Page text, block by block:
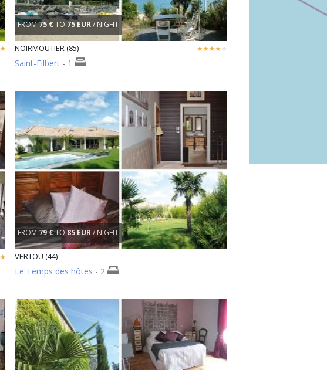
FROM75 €TO 75 EUR/ NIGHT
NOIRMOUTIER (85)
Saint-Filbert - 1
FROM 79 €TO 85 EUR/ NIGHT
VERTOU (44)
Le Temps des hôtes - 2